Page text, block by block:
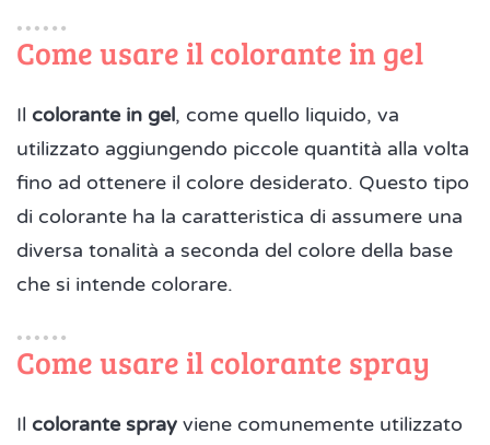
Come usare il colorante in gel
Il colorante in gel, come quello liquido, va
utilizzato aggiungendo piccole quantità alla volta
fino ad ottenere il colore desiderato. Questo tipo
di colorante ha la caratteristica di assumere una
diversa tonalità a seconda del colore della base
che si intende colorare.
Come usare il colorante spray
Il colorante spray viene comunemente utilizzato